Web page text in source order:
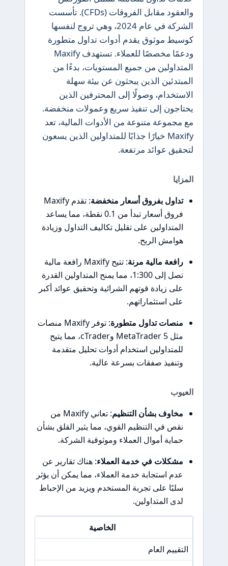
والعقود مقابل الفروقات (CFDs). تأسست
الشركة في عام 2024، وهي تروج لنفسها
كوسيط موثوق يقدم أدوات تداول متطورة
ودعمًا مخصصًا للعملاء. تستهدف Maxify
المتداولين من جميع المستويات، بدءًا من
المبتدئين الذين يبحثون عن بيئة سهلة
الاستخدام، وصولًا إلى المحترفين الذين
يحتاجون إلى تنفيذ سريع وعمولات منخفضة.
مع مجموعة متنوعة من الأدوات المالية، تعد
Maxify خيارًا جذابًا للمتداولين الذين يسعون
لتحقيق عوائد مرتفعة.
المزايا
تداول بفروق أسعار منخفضة
: تقدم Maxify
فروق أسعار تبدأ من 0.1 نقطة، مما يساعد
المتداولين على تقليل تكاليف التداول وزيادة
هوامش الربح.
رافعة مالية مرنة
: تتيح Maxify رافعة مالية
تصل إلى 1:300، مما يمنح المتداولين القدرة
على زيادة قوتهم الشرائية وتحقيق عوائد أكبر
على استثماراتهم.
منصات تداول متطورة
: توفر Maxify منصات
مثل MetaTrader 5 وcTrader، مما يتيح
للمتداولين استخدام أدوات تحليل متقدمة
وتنفيذ صفقات بسرعة عالية.
العيوب
مخاوف بشأن التنظيم
: تعاني Maxify من
نقص في التنظيم القوي، مما يثير القلق بشأن
حماية أموال العملاء وموثوقية الشركة.
مشكلات في خدمة العملاء: هناك تقارير عن
عدم استجابة خدمة العملاء، مما يمكن أن يؤثر
سلبًا على تجربة المستخدم ويزيد من الإحباط
لدى المتداولين.
الخاصية
التقييم العام